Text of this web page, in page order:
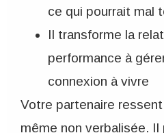
ce qui pourrait mal
Il transforme la
performance à
connexion à vivre
Votre partenaire
même non verbalisée.